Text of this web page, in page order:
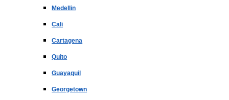
Medellin
Cali
Cartagena
Quito
Guayaquil
Georgetown